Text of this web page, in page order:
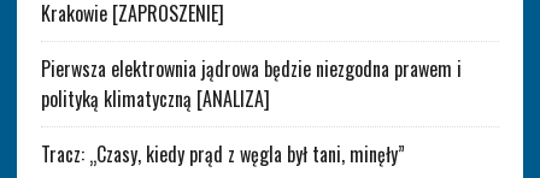
Krakowie [ZAPROSZENIE]
Pierwsza elektrownia jądrowa będzie niezgodna prawem i
polityką klimatyczną [ANALIZA]
Tracz: „Czasy, kiedy prąd z węgla był tani, minęły”